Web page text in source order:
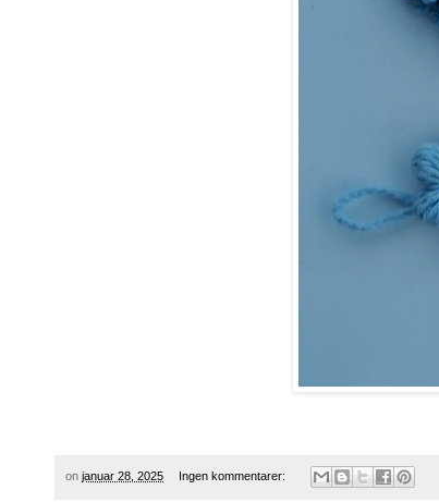
on januar 28, 2025 Ingen kommentarer: